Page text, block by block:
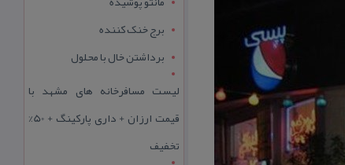
برج خنک کننده
برداشتن خال با محلول
لیست مسافرخانه های مشهد با
قیمت ارزان + داری پارکینگ + 50%
تخفیف